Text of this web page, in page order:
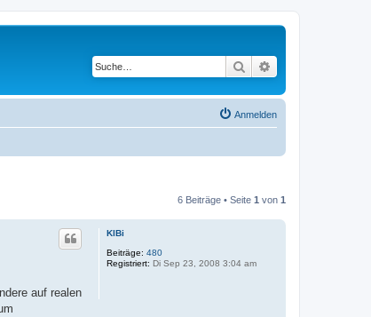
Suche
Anmelden
6 Beiträge • Seite 1 von 1
KlBi
Beiträge: 480
Registriert: Di Sep 23, 2008 3:04 am
auf realen